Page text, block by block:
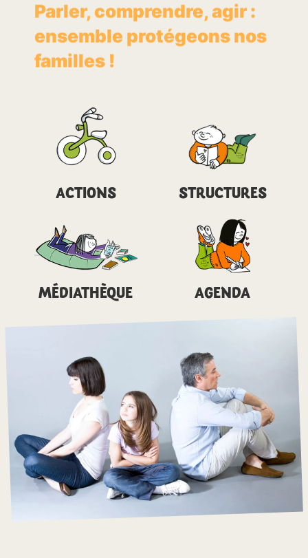
Parler, comprendre, agir :
ensemble protégeons nos
familles !
ACTIONS STRUCTURES
MÉDIATHÈQUE AGENDA